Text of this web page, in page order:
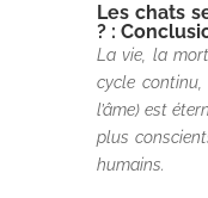
Les chats
? :
La vie, la
cycle
l’âme) est
plus
humains.